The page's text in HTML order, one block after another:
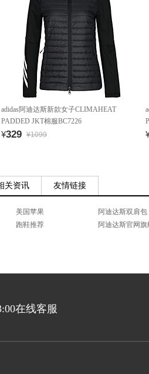
adidas阿迪达斯新款女子CLIMAHEAT
PADDED JKT棉服BC7226
¥329 ¥1099
关资讯 友情链接
美国苹果 阿迪达斯双肩包
跑鞋推荐 阿迪达斯官网旗
在线客服